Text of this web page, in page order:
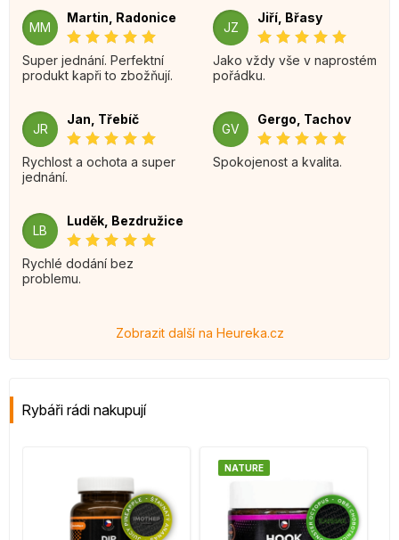
MM
Martin, Radonice
Super jednání. Perfektní
produkt kapři to zbožňují.
JZ
Jiří, Břasy
Jako vždy vše v naprostém
pořádku.
JR
Jan, Třebíč
Rychlost a ochota a super
jednání.
GV
Gergo, Tachov
Spokojenost a kvalita.
LB
Luděk, Bezdružice
Rychlé dodání bez
problemu.
Zobrazit další na Heureka.cz
Rybáři rádi nakupují
NATURE